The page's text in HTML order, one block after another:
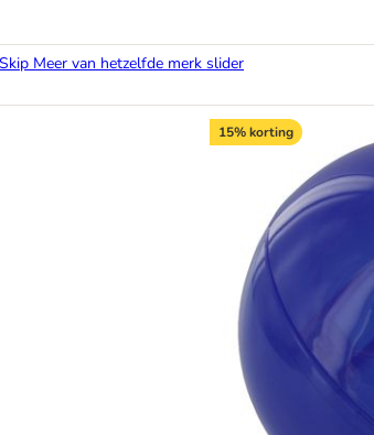
Skip Meer van hetzelfde merk slider
15% korting